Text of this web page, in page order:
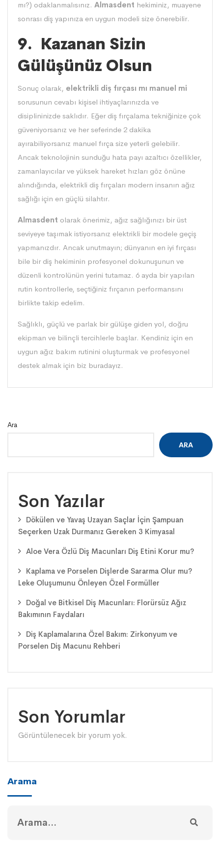
mı?) odaklanmalısınız. Almasdent hekiminiz, muayene
sonrası diş yapınıza en uygun modeli size önerebilir.
9. Kazanan Sizin
Gülüşünüz Olsun
Sonuç olarak, elektrikli diş fırçası mı manuel mi
sorusunun cevabı kişisel ihtiyaçlarınızda ve
disiplininizde saklıdır. Eğer diş fırçalama tekniğinize çok
güveniyorsanız ve her seferinde 2 dakika
ayırabiliyorsanız manuel fırça size yeterli gelebilir.
Ancak teknolojinin sunduğu hata payı azaltıcı özellikler,
zamanlayıcılar ve yüksek hareket hızları göz önüne
alındığında, elektrikli diş fırçaları modern insanın ağız
sağlığı için en güçlü silahtır.
Almasdent olarak önerimiz, ağız sağlığınızı bir üst
seviyeye taşımak istiyorsanız elektrikli bir modele geçiş
yapmanızdır. Ancak unutmayın; dünyanın en iyi fırçası
bile bir diş hekiminin profesyonel dokunuşunun ve
düzenli kontrolünün yerini tutamaz. 6 ayda bir yapılan
rutin kontrollerle, seçtiğiniz fırçanın performansını
birlikte takip edelim.
Sağlıklı, güçlü ve parlak bir gülüşe giden yol, doğru
ekipman ve bilinçli tercihlerle başlar. Kendiniz için en
uygun ağız bakım rutinini oluşturmak ve profesyonel
destek almak için biz buradayız.
Ara
ARA
Son Yazılar
Dökülen ve Yavaş Uzayan Saçlar İçin Şampuan
Seçerken Uzak Durmanız Gereken 3 Kimyasal
Aloe Vera Özlü Diş Macunları Diş Etini Korur mu?
Kaplama ve Porselen Dişlerde Sararma Olur mu?
Leke Oluşumunu Önleyen Özel Formüller
Doğal ve Bitkisel Diş Macunları: Florürsüz Ağız
Bakımının Faydaları
Diş Kaplamalarına Özel Bakım: Zirkonyum ve
Porselen Diş Macunu Rehberi
Son Yorumlar
Görüntülenecek bir yorum yok.
Arama